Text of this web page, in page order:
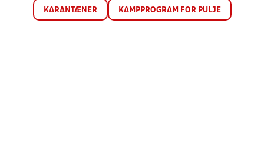
KARANTÆNER KAMPPROGRAM FOR PULJE